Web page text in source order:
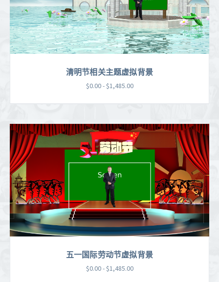
清明节相关主题虚拟背景
$0.00 - $1,485.00
五一国际劳动节虚拟背景
$0.00 - $1,485.00